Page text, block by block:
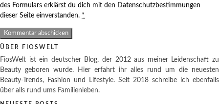
des Formulars erklärst du dich mit den Datenschutzbestimmungen
dieser Seite einverstanden. *
ÜBER FIOSWELT
FiosWelt ist ein deutscher Blog, der 2012 aus meiner Leidenschaft zu
Beauty geboren wurde. Hier erfahrt ihr alles rund um die neuesten
Beauty-Trends, Fashion und Lifestyle. Seit 2018 schreibe ich ebenfalls
über alls rund ums Familienleben.